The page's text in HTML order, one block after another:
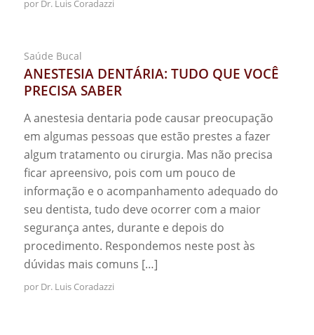
por Dr. Luis Coradazzi
Saúde Bucal
ANESTESIA DENTÁRIA: TUDO QUE VOCÊ
PRECISA SABER
A anestesia dentaria pode causar preocupação
em algumas pessoas que estão prestes a fazer
algum tratamento ou cirurgia. Mas não precisa
ficar apreensivo, pois com um pouco de
informação e o acompanhamento adequado do
seu dentista, tudo deve ocorrer com a maior
segurança antes, durante e depois do
procedimento. Respondemos neste post às
dúvidas mais comuns […]
por Dr. Luis Coradazzi